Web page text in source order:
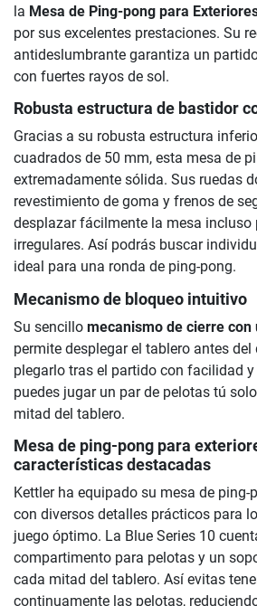
la Mesa de Ping-pong para
por sus excelentes prestaciones. Su
antideslumbrante garantiza un
con fuertes rayos de sol.
Robusta estructura de bastidor
Gracias a su robusta estructura
cuadrados de 50 mm, esta mesa de
extremadamente sólida. Sus ruedas
revestimiento de goma y frenos de
desplazar fácilmente la mesa incluso
irregulares. Así podrás buscar
ideal para una ronda de ping-pong.
Mecanismo de bloqueo intuitivo
Su sencillo mecanismo de cierre con
permite desplegar el tablero antes del
plegarlo tras el partido con facilidad
puedes jugar un par de pelotas tú
mitad del tablero.
Mesa de ping-pong para
características destacadas
Kettler ha equipado su mesa de ping-
con diversos detalles prácticos para
juego óptimo. La Blue Series 10
compartimento para pelotas y un
cada mitad del tablero. Así evitas
continuamente las pelotas,